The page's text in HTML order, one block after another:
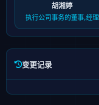
胡湘婷
执行公司事务的董事,经理
变更记录